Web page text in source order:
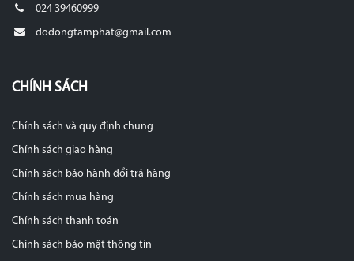
024 39460999
dodongtamphat@gmail.com
CHÍNH SÁCH
Chính sách và quy định chung
Chính sách giao hàng
Chính sách bảo hành đổi trả hàng
Chính sách mua hàng
Chính sách thanh toán
Chính sách bảo mật thông tin